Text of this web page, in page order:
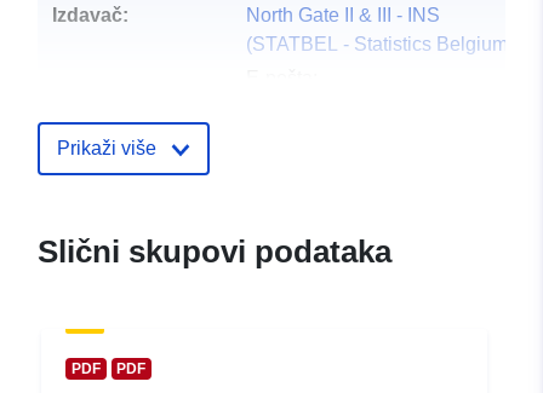
Izdavač:
North Gate II & III - INS
(STATBEL - Statistics Belgium)
Statistik - Statistics Belgium)
Prikaži više
Slični skupovi podataka
PDF PDF